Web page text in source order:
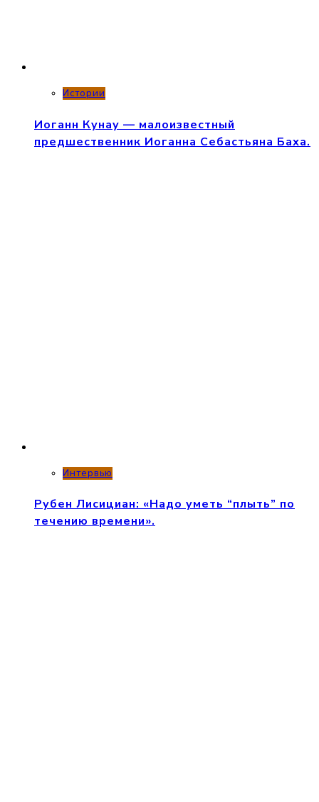
Истории
Иоганн Кунау — малоизвестный
предшественник Иоганна Себастьяна Баха.
Интервью
Рубен Лисициан: «Надо уметь “плыть” по
течению времени».